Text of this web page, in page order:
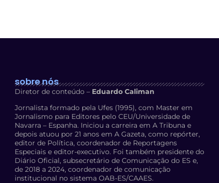
sobre nós
Diretor de conteúdo – Eduardo Caliman
Jornalista formado pela Ufes (1995), com Master em
Jornalismo para Editores pelo CEU/Universidade de
Navarra – Espanha. Iniciou a carreira em A Tribuna e
depois atuou por 21 anos em A Gazeta, como repórter,
editor de Política, coordenador de Reportagens
Especiais e editor-executivo. Foi também presidente do
Diário Oficial, subsecretário de Comunicação do ES e,
de 2018 a 2024, coordenador de comunicação
institucional no sistema OAB-ES/CAAES.